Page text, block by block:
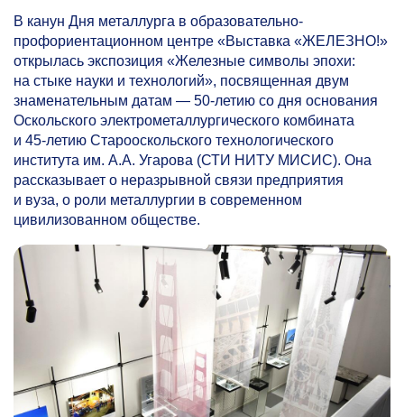
В канун Дня металлурга в образовательно-
профориентационном центре «Выставка «ЖЕЛЕЗНО!»
открылась экспозиция «Железные символы эпохи:
на стыке науки и технологий», посвященная двум
знаменательным датам — 50-летию со дня основания
Оскольского электрометаллургического комбината
и 45-летию Старооскольского технологического
института им. А.А. Угарова (СТИ НИТУ МИСИС). Она
рассказывает о неразрывной связи предприятия
и вуза, о роли металлургии в современном
цивилизованном обществе.